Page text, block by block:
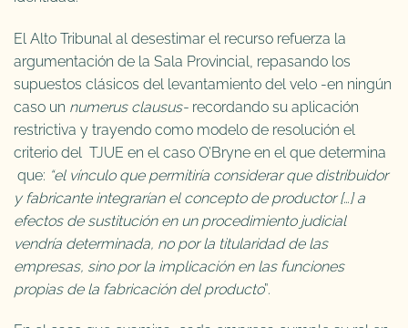
El Alto Tribunal al desestimar el recurso refuerza la
argumentación de la Sala Provincial, repasando los
supuestos clásicos del levantamiento del velo -en ningún
caso un numerus clausus- recordando su aplicación
restrictiva y trayendo como modelo de resolución el
criterio del TJUE en el caso O’Bryne en el que determina
que: “el vínculo que permitiría considerar que distribuidor
y fabricante integrarían el concepto de productor […] a
efectos de sustitución en un procedimiento judicial
vendría determinada, no por la titularidad de las
empresas, sino por la implicación en las funciones
propias de la fabricación del producto”.